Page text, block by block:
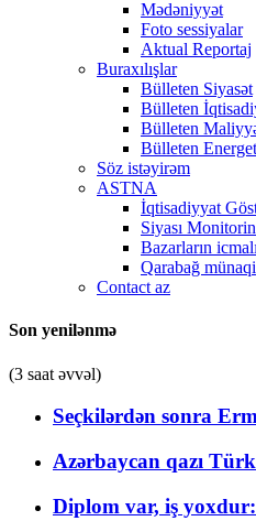
Mədəniyyət
Foto sessiyalar
Aktual Reportaj
Buraxılışlar
Bülleten Siyasət
Bülleten
Bülleten
Bülleten
Söz istəyirəm
ASTNA
İqtisadiyyat
Siyası
Bazarların icmalı
Qarabağ
Contact az
Son yenilənmə
(3 saat əvvəl)
Seçkilərdən sonra
Azərbaycan qazı
Diplom var, iş